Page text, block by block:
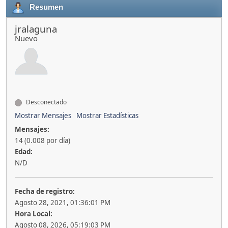
Resumen
jralaguna
Nuevo
Desconectado
Mostrar Mensajes
Mostrar Estadísticas
Mensajes:
14 (0.008 por día)
Edad:
N/D
Fecha de registro:
Agosto 28, 2021, 01:36:01 PM
Hora Local:
Agosto 08, 2026, 05:19:03 PM